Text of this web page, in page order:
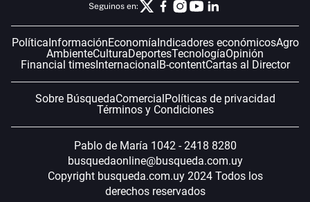
Seguinos en:
PolíticaInformaciónEconomíaIndicadores económicosAgro
AmbienteCulturaDeportesTecnologíaOpinión
Financial timesInternacionalB-contentCartas al Director
Sobre BúsquedaComercialPolíticas de privacidad
Términos y Condiciones
Pablo de María 1042 - 2418 8280
busquedaonline@busqueda.com.uy
Copyright busqueda.com.uy 2024 Todos los
derechos reservados